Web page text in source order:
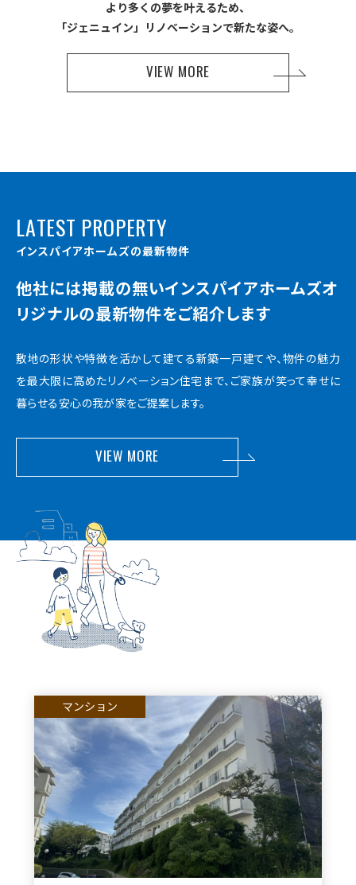
より多くの夢を叶えるため、
「ジェニュイン」リノベーションで新たな姿へ。
VIEW MORE
LATEST PROPERTY
インスパイアホームズの最新物件
他社には掲載の無いインスパイアホームズオ
リジナルの最新物件をご紹介します
敷地の形状や特徴を活かして建てる新築一戸建てや、物件の魅力
を最大限に高めたリノベーション住宅まで、ご家族が笑って幸せに
暮らせる安心の我が家をご提案します。
VIEW MORE
マンション